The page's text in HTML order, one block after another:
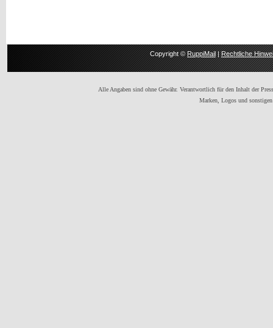
Copyright ©RuppiMail|Rechtliche
Alle Angaben sind ohne Gewähr. Verantwortlich für den Inhalt der
Marken, Logos und